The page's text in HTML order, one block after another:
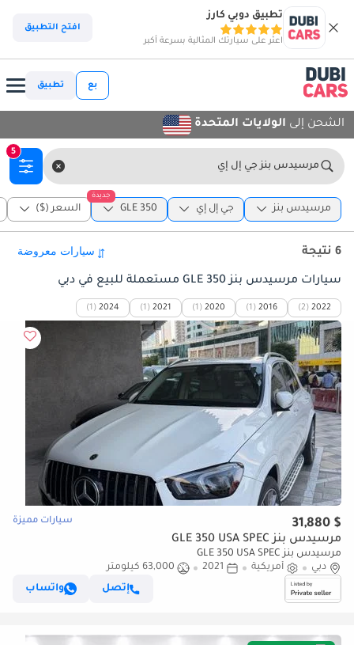
تطبيق دوبي كارز
اعثر على سيارتك المثالية بسرعة أكبر
افتح التطبيق
بع تطبيق
الشحن إلى الولايات المتحدة
مرسيدس بنز جي إل إي
5
مرسيدس بنز جي إل إي
جديدة
GLE 350 السعر ($)
6 نتيجة
سيارات مرسيدس بنز GLE 350 مستعملة للبيع في دبي
2022
(2)
2016
(1)
2020
(1)
2021
(1)
2024
(1)
$ 31,880 سيارات مميزة
مرسيدس بنز GLE 350 USA SPEC
مرسيدس بنز GLE 350 USA SPEC
دبي
أمريكية 2021
63,000 كيلومتر
إتصل
واتساب